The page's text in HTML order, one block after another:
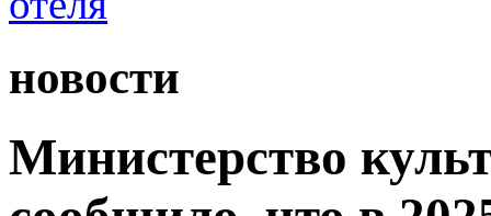
новости
Министерство